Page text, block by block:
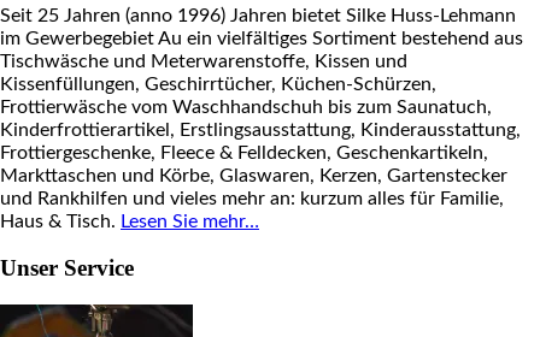
Seit 25 Jahren (anno 1996) Jahren bietet Silke Huss-Lehmann
im Gewerbegebiet Au ein vielfältiges Sortiment bestehend aus
Tischwäsche und Meterwarenstoffe, Kissen und
Kissenfüllungen, Geschirrtücher, Küchen-Schürzen,
Frottierwäsche vom Waschhandschuh bis zum Saunatuch,
Kinderfrottierartikel, Erstlingsausstattung, Kinderausstattung,
Frottiergeschenke, Fleece & Felldecken, Geschenkartikeln,
Markttaschen und Körbe, Glaswaren, Kerzen, Gartenstecker
und Rankhilfen und vieles mehr an: kurzum alles für Familie,
Haus & Tisch. Lesen Sie mehr…
Unser Service